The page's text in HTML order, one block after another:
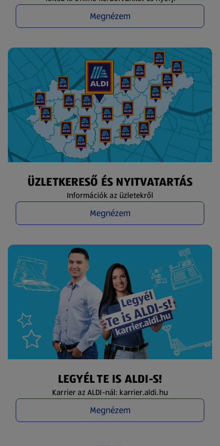
Megnézem
ÜZLETKERESŐ ÉS NYITVATARTÁS
Információk az üzletekről
Megnézem
LEGYÉL TE IS ALDI-S!
Karrier az ALDI-nál: karrier.aldi.hu
Megnézem